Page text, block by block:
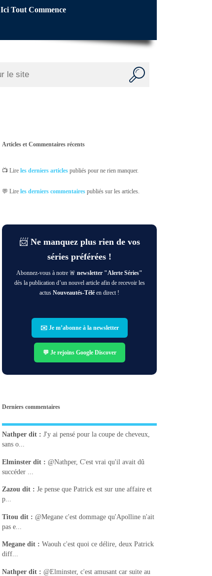
Ici Tout Commence
Articles et Commentaires récents
📺 Lireles derniers articles publiés pour ne rien manquer.
💬 Lireles derniers commentaires publiés sur les articles.
📨 Ne manquez plus rien de vos
séries préférées !
Abonnez-vous à notre 🚨newsletter "Alerte Séries"
dès la publication d’un nouvel article afin de recevoir les
actusNouveautés-Télé en direct !
✉️ Je m’abonne à la newsletter
💬 Je rejoins Google Discover
Derniers commentaires
Nathper dit : J'y ai pensé pour la coupe de cheveux,
sans o...
Elminster dit : @Nathper, C'est vrai qu'il avait dû
succéder ...
Zazou dit : Je pense que Patrick est sur une affaire et
p...
Titou dit : @Megane c'est dommage qu'Apolline n'ait
pas e...
Megane dit : Waouh c'est quoi ce délire, deux Patrick
diff...
Nathper dit : @Elminster, c'est amusant car suite au